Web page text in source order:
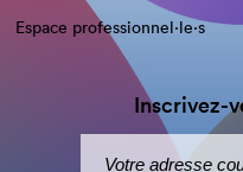
Espace professionnel·le⋅s
Inscrivez-